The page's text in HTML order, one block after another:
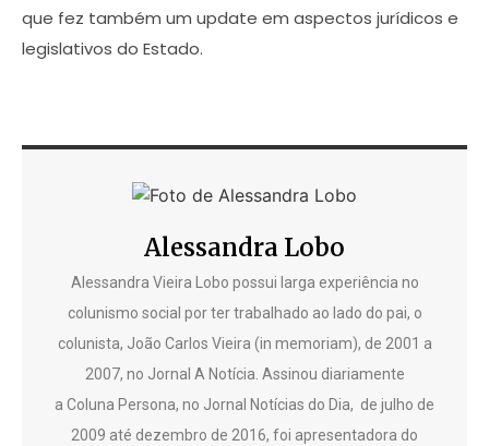
que fez também um update em aspectos jurídicos e
legislativos do Estado.
Alessandra Lobo
Alessandra Vieira Lobo possui larga experiência no
colunismo social por ter trabalhado ao lado do pai, o
colunista, João Carlos Vieira (in memoriam), de 2001 a
2007, no Jornal A Notícia. Assinou diariamente
a Coluna Persona, no Jornal Notícias do Dia, de julho de
2009 até dezembro de 2016, foi apresentadora do